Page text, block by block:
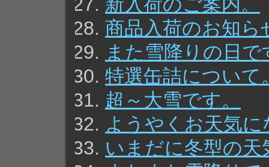
商品入荷のお知ら
また雪降りの日で
特選缶詰について
超～大雪です。
ようやくお天気
いまだに冬型の天